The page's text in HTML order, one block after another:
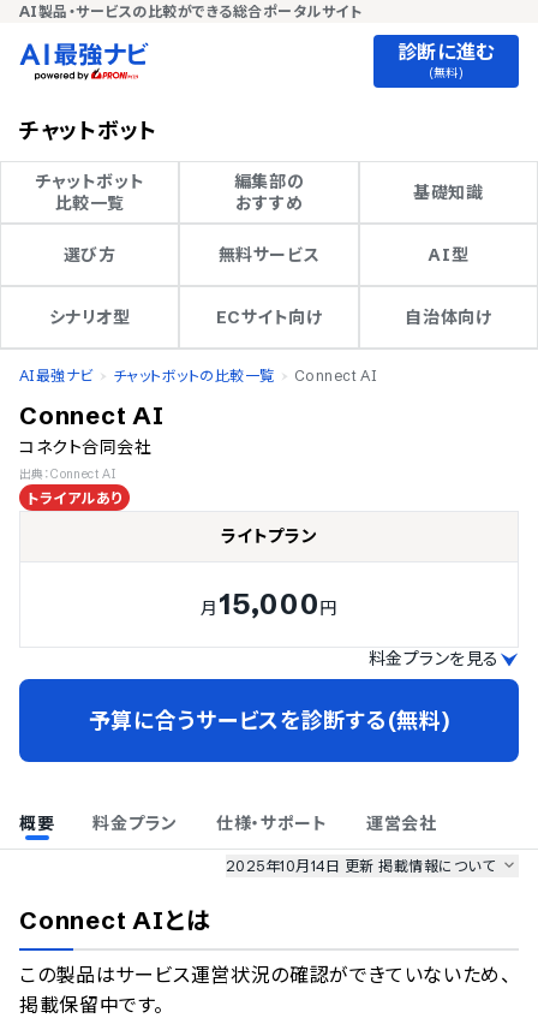
AI製品・サービスの比較ができる総合ポータルサイト
診断に進む
(無料)
チャットボット
チャットボット
比較一覧
編集部の
おすすめ
基礎知識
選び方 無料サービス AI型
シナリオ型 ECサイト向け 自治体向け
AI最強ナビ チャットボットの比較一覧 Connect AI
Connect AI
コネクト合同会社
出典：Connect AI
トライアルあり
ライトプラン
月 15,000円
料金プランを見る
予算に合うサービスを診断する(無料)
概要 料金プラン 仕様・サポート 運営会社
2025年10月14日 更新掲載情報について
のサービスデータを参照しています。
情報更新者：AI最強ナビ編集部 掲載修正依頼
Connect AIとは
この製品はサービス運営状況の確認ができていないため、
掲載保留中です。